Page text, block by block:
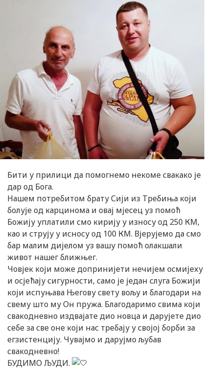
Бити у прилици да помогнемо некоме свакако је
дар од Бога.
Нашем потребитом брату Сији из Требиња који
болује од карцинома и овај мјесец уз помоћ
Божију уплатили смо кирију у износу од 250 КМ,
као и струју у исносу од 100 КМ. Вјерујемо да смо
бар малим дијелом уз вашу помоћ олакшали
живот нашег ближњег.
Човјек који може допринијети нечијем осмијеху
и осјећају сигурности, само је један слуга Божији
који испуњава Његову свету вољу и благодари на
свему што му Он пружа. Благодаримо свима који
свакодневно издвајате дио новца и дарујете дио
себе за све оне који нас требају у својој борби за
егзистенцију. Чувајмо и дарујмо љубав
свакодневно!
БУДИМО ЉУДИ.